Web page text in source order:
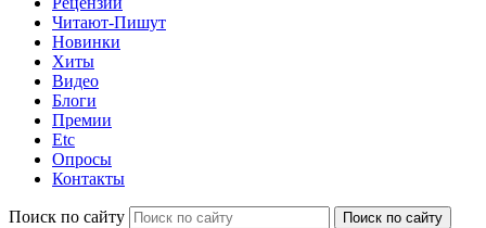
Читают-Пишут
Новинки
Хиты
Видео
Блоги
Премии
Etc
Опросы
Контакты
Поиск по сайту